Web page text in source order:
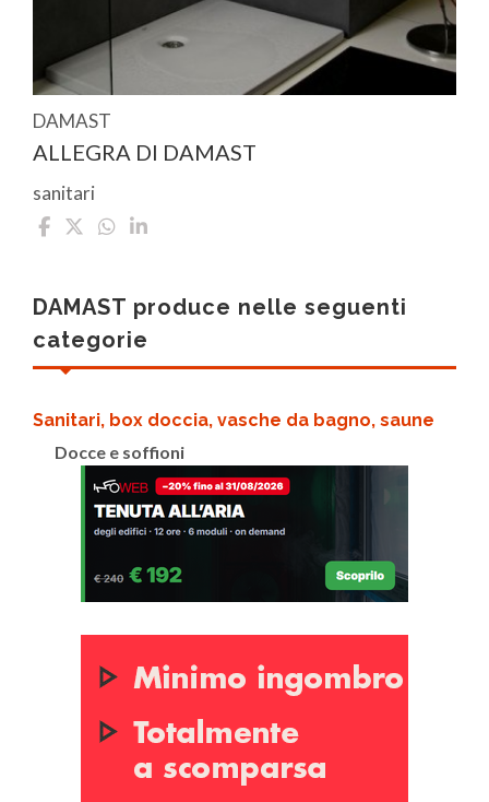
DAMAST
ALLEGRA DI DAMAST
sanitari
DAMAST produce nelle seguenti
categorie
Sanitari, box doccia, vasche da bagno, saune
Docce e soffioni